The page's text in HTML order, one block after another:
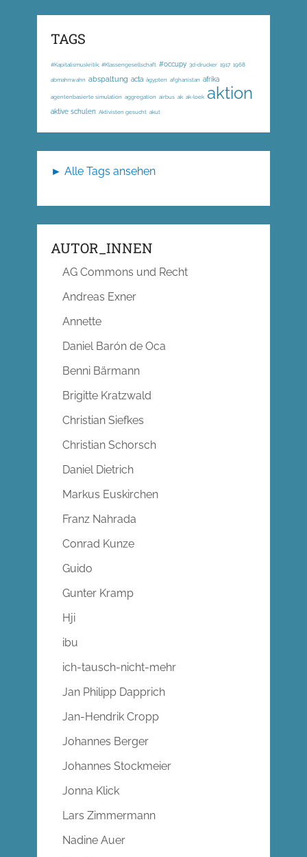
TAGS
#Kapitalismuskritik; #Klassengesellschaft #occupy 3d-drucker 1917 1968
abmahnwahn abspaltung acta ägypten afghanistan afrika
agentenbasierte simulation aggregation airbus ak ak-loek aktion
aktive schulen Aktivisten gesucht akut
► Alle Tags ansehen
AUTOR_INNEN
AG Commons und Recht
Andreas Exner
Annette
Daniel Barón de Oca
Benni Bärmann
Brigitte Kratzwald
Christian Siefkes
Christian Schorsch
Daniel Dietrich
Markus Euskirchen
Franz Nahrada
Conrad Kunze
Guido
Gunter Kramp
Hji
ibu
ich-tausch-nicht-mehr
Jan Philipp Dapprich
Jan-Hendrik Cropp
Johannes Berger
Johannes Stockmeier
Jonna Klick
Lars Zimmermann
Nadine Auer